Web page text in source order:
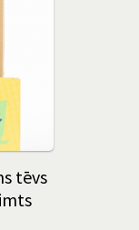
tēvs